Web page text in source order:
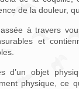
de la douleur,
à travers
et
d’un objet
physique, ce